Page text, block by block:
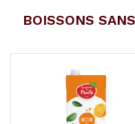
BOISSONS